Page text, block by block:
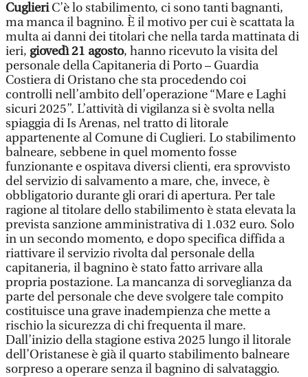
CuglieriC’è lo stabilimento, ci sono tanti bagnanti,
ma manca il bagnino. È il motivo per cui è scattata la
multa ai danni dei titolari che nella tarda mattinata di
ieri, giovedì 21 agosto, hanno ricevuto la visita del
personale della Capitaneria di Porto – Guardia
Costiera di Oristano che sta procedendo coi
controlli nell’ambito dell’operazione “Mare e Laghi
sicuri 2025”. L’attività di vigilanza si è svolta nella
spiaggia di Is Arenas, nel tratto di litorale
appartenente al Comune di Cuglieri. Lo stabilimento
balneare, sebbene in quel momento fosse
funzionante e ospitava diversi clienti, era sprovvisto
del servizio di salvamento a mare, che, invece, è
obbligatorio durante gli orari di apertura. Per tale
ragione al titolare dello stabilimento è stata elevata la
prevista sanzione amministrativa di 1.032 euro. Solo
in un secondo momento, e dopo specifica diffida a
riattivare il servizio rivolta dal personale della
capitaneria, il bagnino è stato fatto arrivare alla
propria postazione. La mancanza di sorveglianza da
parte del personale che deve svolgere tale compito
costituisce una grave inadempienza che mette a
rischio la sicurezza di chi frequenta il mare.
Dall’inizio della stagione estiva 2025 lungo il litorale
dell’Oristanese è già il quarto stabilimento balneare
sorpreso a operare senza il bagnino di salvataggio.